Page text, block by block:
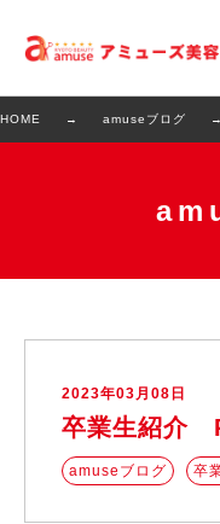
HOME amuseブログ
2023年03月08日
卒業生紹介
amuseブログ 卒